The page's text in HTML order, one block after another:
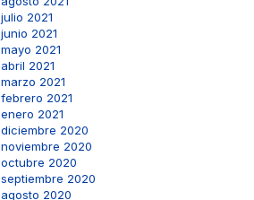
julio 2021
junio 2021
mayo 2021
abril 2021
marzo 2021
febrero 2021
enero 2021
diciembre 2020
noviembre 2020
octubre 2020
septiembre 2020
agosto 2020